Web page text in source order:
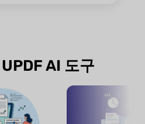
AI 도구